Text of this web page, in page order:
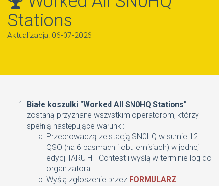
Stations
Aktualizacja: 06-07-2026
Białe koszulki "Worked All SN0HQ Stations"
zostaną przyznane wszystkim operatorom, którzy
spełnią następujące warunki:
Przeprowadzą ze stacją SN0HQ w sumie 12
QSO (na 6 pasmach i obu emisjach) w jednej
edycji IARU HF Contest i wyślą w terminie log do
organizatora.
Wyślą zgłoszenie przez FORMULARZ